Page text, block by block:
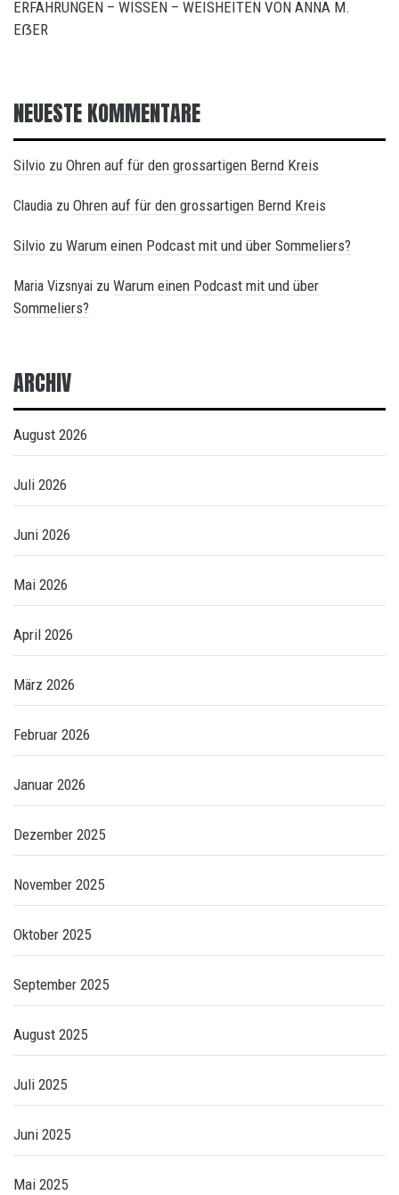
ERFAHRUNGEN – WISSEN – WEISHEITEN VON ANNA M.
EẞER
NEUESTE KOMMENTARE
Silvio zu Ohren auf für den grossartigen Bernd Kreis
Claudia zu Ohren auf für den grossartigen Bernd Kreis
Silvio zu Warum einen Podcast mit und über Sommeliers?
Maria Vizsnyai zu Warum einen Podcast mit und über
Sommeliers?
ARCHIV
August 2026
Juli 2026
Juni 2026
Mai 2026
April 2026
März 2026
Februar 2026
Januar 2026
Dezember 2025
November 2025
Oktober 2025
September 2025
August 2025
Juli 2025
Juni 2025
Mai 2025